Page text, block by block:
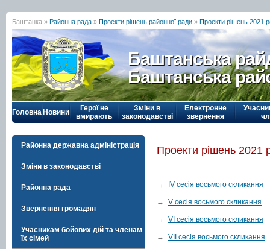
Баштанка » Районна рада » Проекти рішень районної ради » Проекти рішень 2021
Баштанська
Баштанська
Головна Новини
Герої не
вмирають
Зміни в
законодавстві
Електронне
звернення
Районна державна адміністрація
Зміни в законодавстві
Районна рада
Звернення громадян
Учасникам бойових дій та членам
їх сімей
Проекти рішень 2021
→ IV сесія восьмого скликання
→ V сесія восьмого скликання
→ VI сесія восьмого скликання
→ VII сесія восьмого скликання